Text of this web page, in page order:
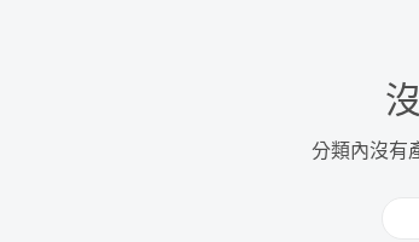
分類內沒有